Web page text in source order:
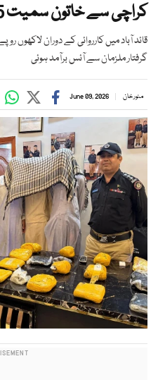
کراچی سے خاتون سمیت 5 منشیات فروش گرفتار
گرفتار ملزمان سے آئس برآمد ہوئی
منور خان June 09, 2026